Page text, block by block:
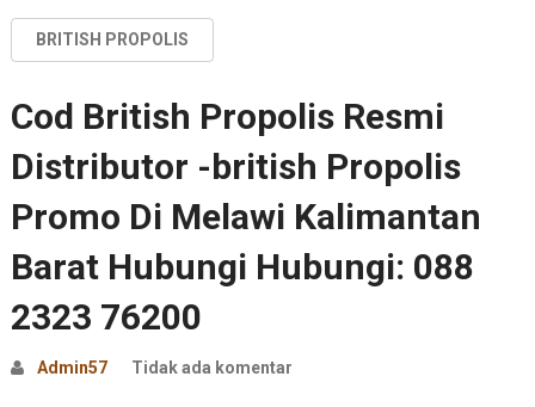
BRITISH PROPOLIS
Cod British Propolis Resmi
Distributor -british Propolis
Promo Di Melawi Kalimantan
Barat Hubungi Hubungi: 088
2323 76200
Admin57 Tidak ada komentar